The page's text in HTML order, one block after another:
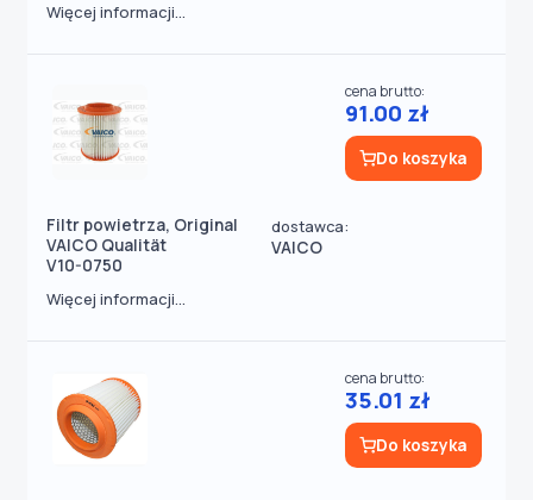
Więcej informacji...
Filtr powietrza, Original
VAICO Qualität
V10-0750
dostawca:
VAICO
cena brutto:
91.00 zł
Do koszyka
Więcej informacji...
cena brutto:
35.01 zł
Do koszyka